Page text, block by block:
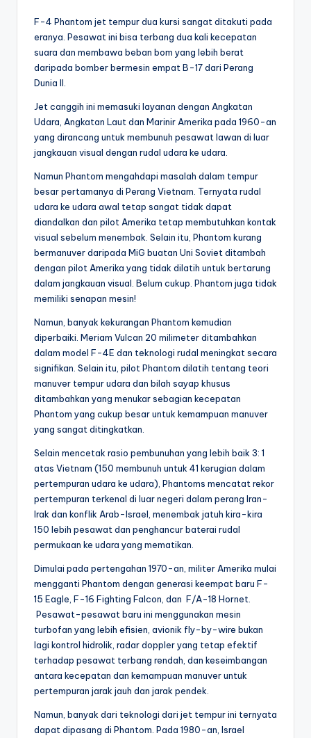
F-4 Phantom jet tempur dua kursi sangat ditakuti pada
eranya. Pesawat ini bisa terbang dua kali kecepatan
suara dan membawa beban bom yang lebih berat
daripada bomber bermesin empat B-17 dari Perang
Dunia II.
Jet canggih ini memasuki layanan dengan Angkatan
Udara, Angkatan Laut dan Marinir Amerika pada 1960-an
yang dirancang untuk membunuh pesawat lawan di luar
jangkauan visual dengan rudal udara ke udara.
Namun Phantom mengahdapi masalah dalam tempur
besar pertamanya di Perang Vietnam. Ternyata rudal
udara ke udara awal tetap sangat tidak dapat
diandalkan dan pilot Amerika tetap membutuhkan kontak
visual sebelum menembak. Selain itu, Phantom kurang
bermanuver daripada MiG buatan Uni Soviet ditambah
dengan pilot Amerika yang tidak dilatih untuk bertarung
dalam jangkauan visual. Belum cukup. Phantom juga tidak
memiliki senapan mesin!
Namun, banyak kekurangan Phantom kemudian
diperbaiki. Meriam Vulcan 20 milimeter ditambahkan
dalam model F-4E dan teknologi rudal meningkat secara
signifikan. Selain itu, pilot Phantom dilatih tentang teori
manuver tempur udara dan bilah sayap khusus
ditambahkan yang menukar sebagian kecepatan
Phantom yang cukup besar untuk kemampuan manuver
yang sangat ditingkatkan.
Selain mencetak rasio pembunuhan yang lebih baik 3: 1
atas Vietnam (150 membunuh untuk 41 kerugian dalam
pertempuran udara ke udara), Phantoms mencatat rekor
pertempuran terkenal di luar negeri dalam perang Iran-
Irak dan konflik Arab-Israel, menembak jatuh kira-kira
150 lebih pesawat dan penghancur baterai rudal
permukaan ke udara yang mematikan.
Dimulai pada pertengahan 1970-an, militer Amerika mulai
mengganti Phantom dengan generasi keempat baru F-
15 Eagle, F-16 Fighting Falcon, dan F/A-18 Hornet.
Pesawat-pesawat baru ini menggunakan mesin
turbofan yang lebih efisien, avionik fly-by-wire bukan
lagi kontrol hidrolik, radar doppler yang tetap efektif
terhadap pesawat terbang rendah, dan keseimbangan
antara kecepatan dan kemampuan manuver untuk
pertempuran jarak jauh dan jarak pendek.
Namun, banyak dari teknologi dari jet tempur ini ternyata
dapat dipasang di Phantom. Pada 1980-an, Israel